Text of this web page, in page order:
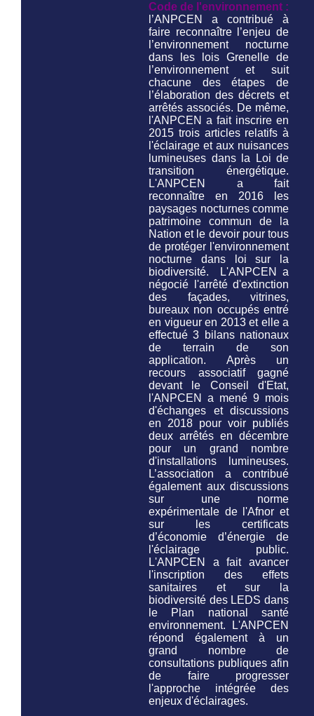
Code de l'environnement :
l’ANPCEN a contribué à
faire reconnaître l’enjeu de
l’environnement nocturne
dans les lois Grenelle de
l’environnement et suit
chacune des étapes de
l’élaboration des décrets et
arrêtés associés. De même,
l'ANPCEN a fait inscrire en
2015 trois articles relatifs à
l'éclairage et aux nuisances
lumineuses dans la Loi de
transition énergétique.
L'ANPCEN a fait
reconnaître en 2016 les
paysages nocturnes comme
patrimoine commun de la
Nation et le devoir pour tous
de protéger l'environnement
nocturne dans loi sur la
biodiversité.
L'ANPCEN a
négocié l'arrêté d'extinction
des façades, vitrines,
bureaux non occupés entré
en vigueur en 2013 et elle a
effectué 3 bilans nationaux
de terrain de son
application. Après un
recours associatif gagné
devant le Conseil d'Etat,
l'ANPCEN a mené 9 mois
d'échanges et discussions
en 2018 pour voir publiés
deux arrêtés en décembre
pour un grand nombre
d'installations lumineuses.
L’association a contribué
également aux discussions
sur une norme
expérimentale de l'Afnor et
sur les certificats
d’économie d’énergie de
l'éclairage public.
L'ANPCEN a fait avancer
l'inscription des effets
sanitaires et sur la
biodiversité des LEDS dans
le Plan national santé
environnement. L'ANPCEN
répond également à un
grand nombre de
consultations publiques afin
de faire progresser
l'approche intégrée des
enjeux d'éclairages.